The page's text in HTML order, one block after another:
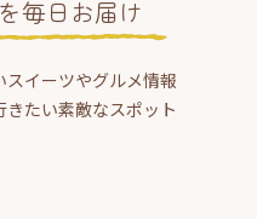
毎日お届け
イーツやグルメ情報
たい素敵なスポット